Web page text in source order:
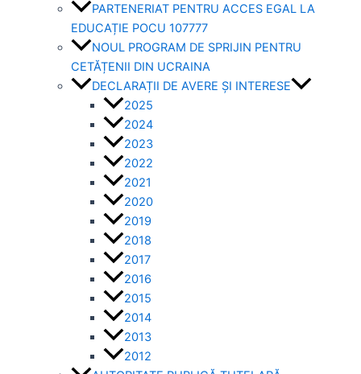
PARTENERIAT PENTRU ACCES EGAL LA
EDUCAȚIE POCU 107777
NOUL PROGRAM DE SPRIJIN PENTRU
CETĂȚENII DIN UCRAINA
DECLARAȚII DE AVERE ȘI INTERESE
2025
2024
2023
2022
2021
2020
2019
2018
2017
2016
2015
2014
2013
2012